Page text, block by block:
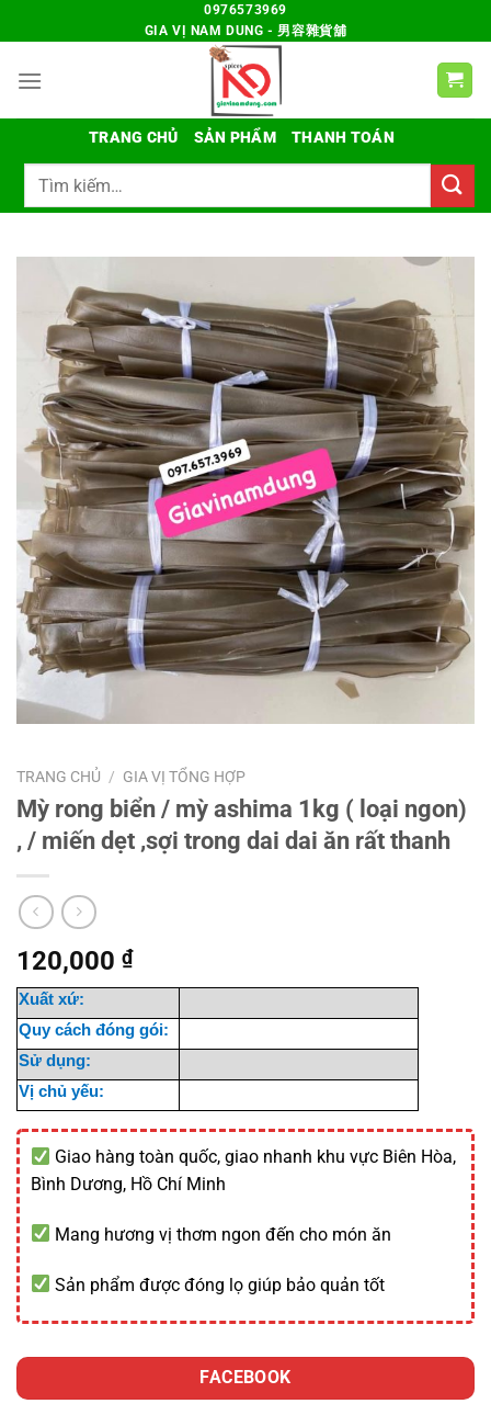
đến
dung
0976573969
GIA VỊ NAM DUNG - 男容雜貨舖
TRANG CHỦ SẢN PHẨM
THANH TOÁN
Tìm
TRANG CHỦ / GIA VỊ TỔNG HỢP
Mỳ rong biển / mỳ ashima 1kg ( loại ngon)
, / miến dẹt ,sợi trong dai dai ăn rất thanh
120,000 ₫
Xuất xứ:
Quy cách đóng gói:
Sử dụng:
Vị chủ yếu:
Giao hàng toàn quốc, giao nhanh khu vực Biên Hòa,
Bình Dương, Hồ Chí Minh
Mang hương vị thơm ngon đến cho món ăn
Sản phẩm được đóng lọ giúp bảo quản tốt
FACEBOOK